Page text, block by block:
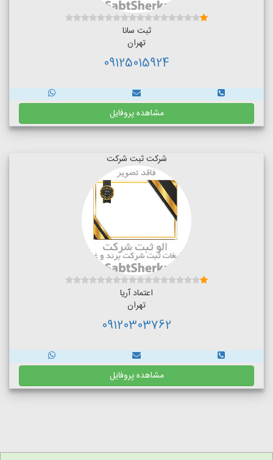
ثبت سانا
تهران
09125015924
مشاهده پروفایل
شرکت ثبت شرکت
اعتماد آریا
تهران
09120303762
مشاهده پروفایل